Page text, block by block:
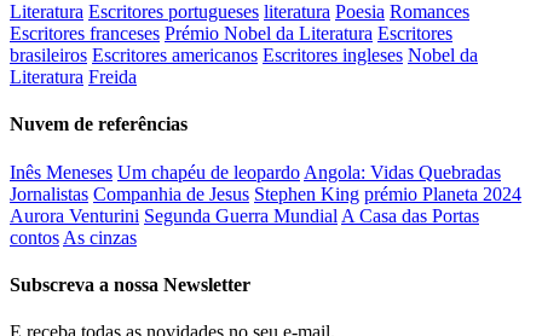
Literatura Escritores portugueses literatura Poesia Romances
Escritores franceses Prémio Nobel da Literatura Escritores
brasileiros Escritores americanos Escritores ingleses Nobel da
Literatura Freida
Nuvem de referências
Inês Meneses Um chapéu de leopardo Angola: Vidas Quebradas
Jornalistas Companhia de Jesus Stephen King prémio Planeta 2024
Aurora Venturini Segunda Guerra Mundial A Casa das Portas
contos As cinzas
Subscreva a nossa Newsletter